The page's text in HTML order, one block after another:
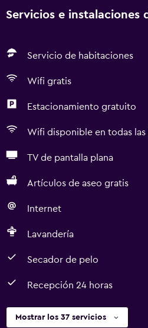
Servicios e instalaciones
Servicio de habitaciones
Wifi gratis
Estacionamiento gratuito
Wifi disponible en todas las
TV de pantalla plana
Artículos de aseo gratis
Internet
Lavandería
Secador de pelo
Recepción 24 horas
Mostrar los 37 servicios